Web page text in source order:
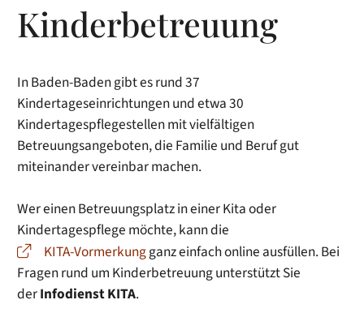
Kinderbetreuung
In Baden-Baden gibt es rund 37
Kindertageseinrichtungen und etwa 30
Kindertagespflegestellen mit vielfältigen
Betreuungsangeboten, die Familie und Beruf gut
miteinander vereinbar machen.
Wer einen Betreuungsplatz in einer Kita oder
Kindertagespflege möchte, kann die
KITA-Vormerkungganz einfach online ausfüllen. Bei
Fragen rund um Kinderbetreuung unterstützt Sie
derInfodienst KITA.